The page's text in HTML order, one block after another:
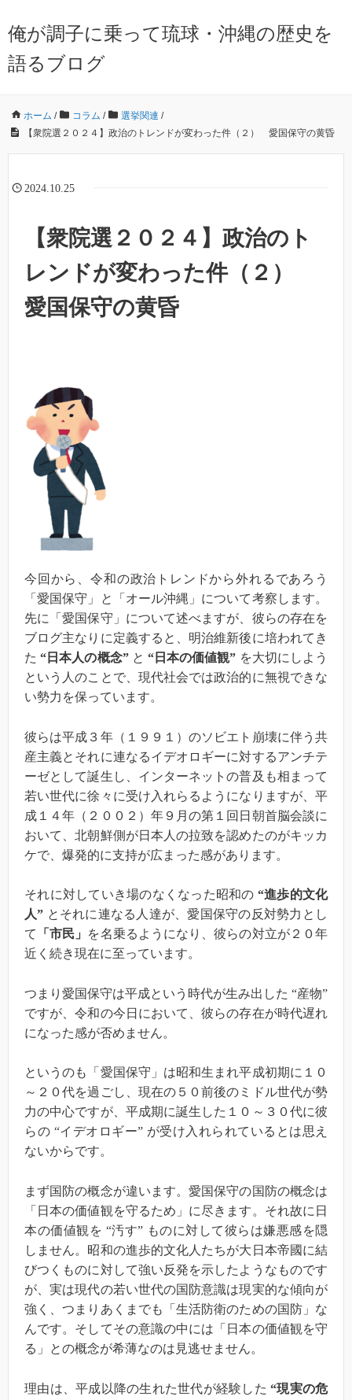
俺が調子に乗って琉球・沖縄の歴史を
語るブログ
ホーム / コラム / 選挙関連 /
【衆院選２０２４】政治のトレンドが変わった件（２） 愛国保守の黄昏
2024.10.25
【衆院選２０２４】政治のト
レンドが変わった件（２）
愛国保守の黄昏
今回から、令和の政治トレンドから外れるであろう
「愛国保守」と「オール沖縄」について考察します。
先に「愛国保守」について述べますが、彼らの存在を
ブログ主なりに定義すると、明治維新後に培われてき
た “日本人の概念”と “日本の価値観” を大切にしよう
という人のことで、現代社会では政治的に無視できな
い勢力を保っています。
彼らは平成３年（１９９１）のソビエト崩壊に伴う共
産主義とそれに連なるイデオロギーに対するアンチテ
ーゼとして誕生し、インターネットの普及も相まって
若い世代に徐々に受け入れらるようになりますが、平
成１４年（２００２）年９月の第１回日朝首脳会談に
おいて、北朝鮮側が日本人の拉致を認めたのがキッカ
ケで、爆発的に支持が広まった感があります。
それに対していき場のなくなった昭和の “進歩的文化
人” とそれに連なる人達が、愛国保守の反対勢力とし
て
「市民」 を名乗るようになり、彼らの対立が２０年
近く続き現在に至っています。
つまり愛国保守は平成という時代が生み出した “産物”
ですが、令和の今日において、彼らの存在が時代遅れ
になった感が否めません。
というのも「愛国保守」は昭和生まれ平成初期に１０
～２０代を過ごし、現在の５０前後のミドル世代が勢
力の中心ですが、平成期に誕生した１０～３０代に彼
らの “イデオロギー” が受け入れられているとは思え
ないからです。
まず国防の概念が違います。愛国保守の国防の概念は
「日本の価値観を守るため」に尽きます。それ故に日
本の価値観を “汚す” ものに対して彼らは嫌悪感を隠
しません。昭和の進歩的文化人たちが大日本帝國に結
びつくものに対して強い反発を示したようなものです
が、実は現代の若い世代の国防意識は現実的な傾向が
強く、つまりあくまでも「生活防衛のための国防」な
んです。そしてその意識の中には「日本の価値観を守
る」との概念が希薄なのは見逃せません。
理由は、平成以降の生れた世代が経験した “現実の危